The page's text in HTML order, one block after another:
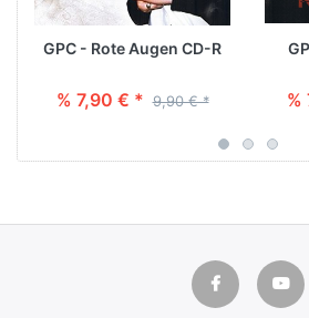
GPC - Rote Augen CD-R
% 7,90 € * 9,90 € * %